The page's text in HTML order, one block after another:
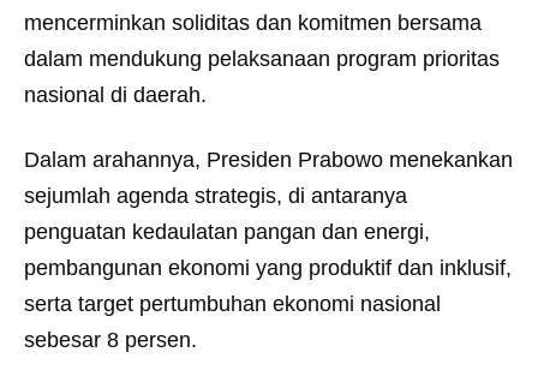
mencerminkan soliditas dan komitmen bersama
dalam mendukung pelaksanaan program prioritas
nasional di daerah.
Dalam arahannya, Presiden Prabowo menekankan
sejumlah agenda strategis, di antaranya
penguatan kedaulatan pangan dan energi,
pembangunan ekonomi yang produktif dan inklusif,
serta target pertumbuhan ekonomi nasional
sebesar 8 persen.